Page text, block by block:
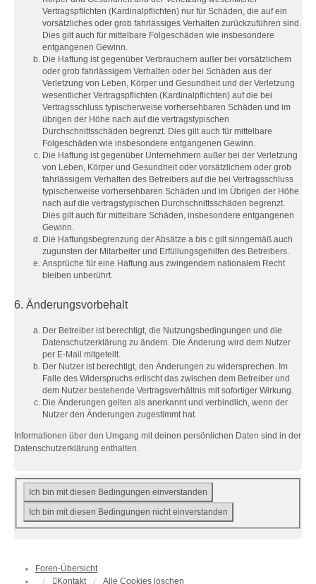
Vertragspflichten (Kardinalpflichten) nur für Schäden, die auf ein
vorsätzliches oder grob fahrlässiges Verhalten zurückzuführen sind.
Dies gilt auch für mittelbare Folgeschäden wie insbesondere
entgangenen Gewinn.
Die Haftung ist gegenüber Verbrauchern außer bei vorsätzlichem
oder grob fahrlässigem Verhalten oder bei Schäden aus der
Verletzung von Leben, Körper und Gesundheit und der Verletzung
wesentlicher Vertragspflichten (Kardinalpflichten) auf die bei
Vertragsschluss typischerweise vorhersehbaren Schäden und im
übrigen der Höhe nach auf die vertragstypischen
Durchschnittsschäden begrenzt. Dies gilt auch für mittelbare
Folgeschäden wie insbesondere entgangenen Gewinn.
Die Haftung ist gegenüber Unternehmern außer bei der Verletzung
von Leben, Körper und Gesundheit oder vorsätzlichem oder grob
fahrlässigem Verhalten des Betreibers auf die bei Vertragsschluss
typischerweise vorhersehbaren Schäden und im Übrigen der Höhe
nach auf die vertragstypischen Durchschnittsschäden begrenzt.
Dies gilt auch für mittelbare Schäden, insbesondere entgangenen
Gewinn.
Die Haftungsbegrenzung der Absätze a bis c gilt sinngemäß auch
zugunsten der Mitarbeiter und Erfüllungsgehilfen des Betreibers.
Ansprüche für eine Haftung aus zwingendem nationalem Recht
bleiben unberührt.
6. Änderungsvorbehalt
Der Betreiber ist berechtigt, die Nutzungsbedingungen und die
Datenschutzerklärung zu ändern. Die Änderung wird dem Nutzer
per E-Mail mitgeteilt.
Der Nutzer ist berechtigt, den Änderungen zu widersprechen. Im
Falle des Widerspruchs erlischt das zwischen dem Betreiber und
dem Nutzer bestehende Vertragsverhältnis mit sofortiger Wirkung.
Die Änderungen gelten als anerkannt und verbindlich, wenn der
Nutzer den Änderungen zugestimmt hat.
Informationen über den Umgang mit deinen persönlichen Daten sind in der
Datenschutzerklärung enthalten.
Foren-Übersicht
Kontakt
Alle Cookies löschen